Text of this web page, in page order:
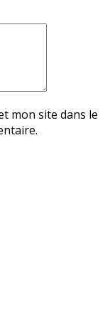
mon site dans le